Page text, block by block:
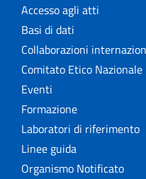
Accesso agli atti
Basi di dati
Collaborazioni
Comitato Etico Nazionale
Eventi
Formazione
Laboratori di riferimento
Linee guida
Organismo Notificato